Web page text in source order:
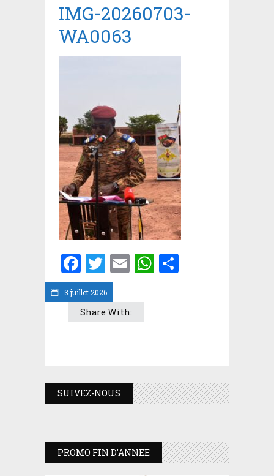
3 juillet 2026
IMG-20260703-
WA0063
Facebook
Twitter
EmailWhatsApp
Share With:
SUIVEZ-NOUS
PROMO FIN D’ANNEE